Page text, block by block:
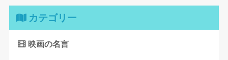
カテゴリー
映画の名言